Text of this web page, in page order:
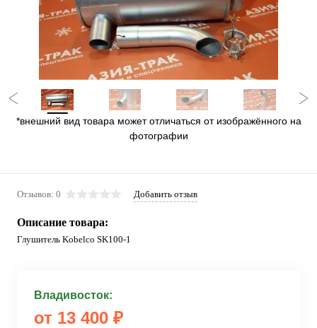
*внешний вид товара может отличаться от изображённого на
фотографии
Отзывов: 0 Добавить отзыв
Описание товара:
Глушитель Kobelco SK100-1
Владивосток:
от 13 400 ₽